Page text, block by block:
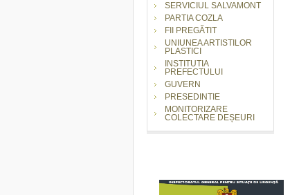
SERVICIUL SALVAMONT
PARTIA COZLA
FII PREGĂTIT
UNIUNEA ARTISTILOR
PLASTICI
INSTITUTIA
PREFECTULUI
GUVERN
PRESEDINTIE
MONITORIZARE
COLECTARE DEȘEURI